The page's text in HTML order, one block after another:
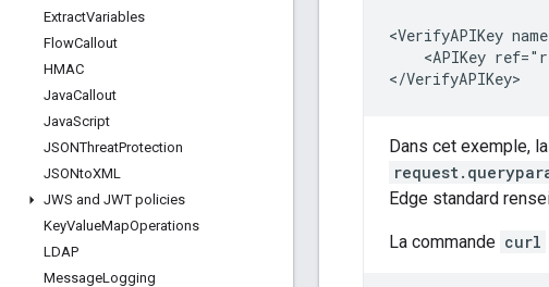
ExtractVariables
FlowCallout
HMAC
JavaCallout
JavaScript
JSONThreatProtection
JSONtoXML
JWS and JWT policies
KeyValueMapOperations
LDAP
MessageLogging
<VerifyAPIKey
<APIKey
</VerifyAPIKey>
Dans cet exemple,
Edge standard
La commande curl